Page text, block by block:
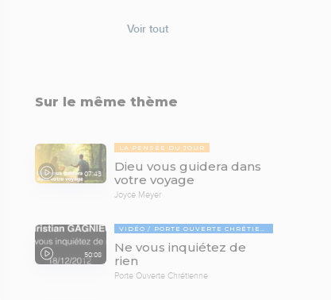
Voir tout
Sur le même thème
07:43
LA PENSÉE DU JOUR
Dieu vous guidera dans
votre voyage
Joyce Meyer
50:08
VIDÉO PORTE OUVERTE CHRÉTIENNE
Ne vous inquiétez de
rien
Porte Ouverte Chrétienne